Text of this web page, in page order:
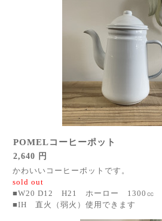
POMELコーヒーポット
2,640 円
かわいいコーヒーポットです。
sold out
■W20 D12 H21 ホーロー 1300㏄
■IH 直火（弱火）使用できます